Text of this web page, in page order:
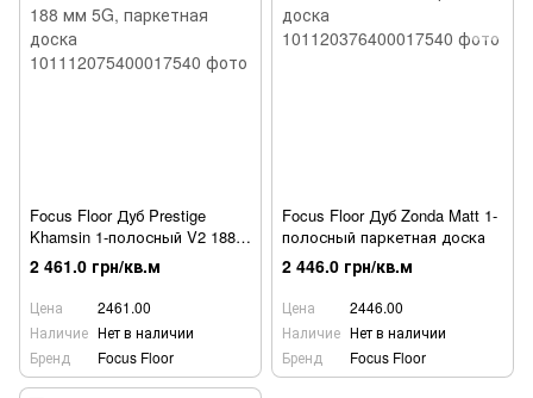
Focus Floor Дуб Prestige
Khamsin 1-полосный V2 188
мм 5G, паркетная доска
2 461.0 грн/кв.м
Цена
2461.00
Наличие Нет в наличии
Бренд
Focus Floor
Focus Floor Дуб Zonda Matt 1-
полосный паркетная доска
2 446.0 грн/кв.м
Цена
2446.00
Наличие Нет в наличии
Бренд
Focus Floor